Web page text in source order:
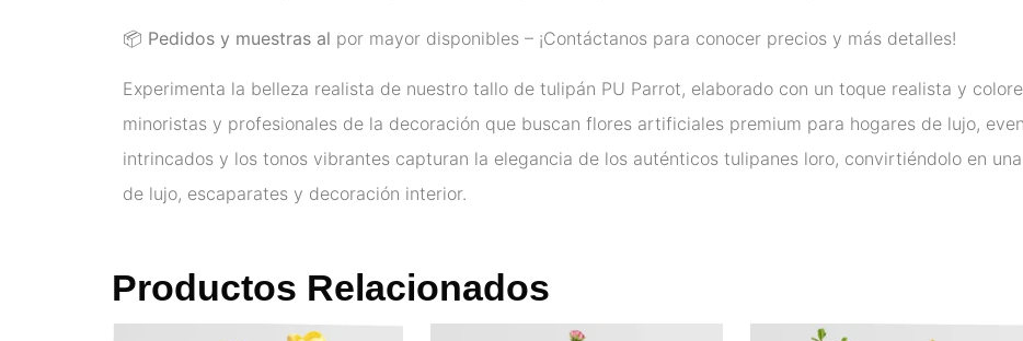
📦 Pedidos y muestras al por mayor disponibles – ¡Contáctanos para conocer precios y más detalles!
Experimenta la belleza realista de nuestro tallo de tulipán PU Parrot, elaborado con un toque realista y
minoristas y profesionales de la decoración que buscan flores artificiales premium para hogares de lujo,
intrincados y los tonos vibrantes capturan la elegancia de los auténticos tulipanes loro, convirtiéndolo en
de lujo, escaparates y decoración interior.
Productos Relacionados